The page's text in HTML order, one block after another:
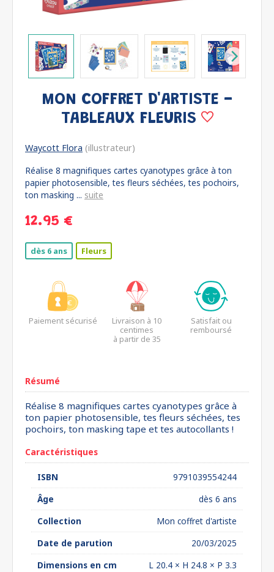
MON COFFRET D'ARTISTE -
TABLEAUX FLEURIS
Waycott Flora (illustrateur)
Réalise 8 magnifiques cartes cyanotypes grâce à ton
papier photosensible, tes fleurs séchées, tes pochoirs,
ton masking ... suite
12.95 €
dès 6 ans Fleurs
Paiement sécurisé
Livraison à 10
centimes
à partir de 35
Satisfait ou
remboursé
Résumé
Réalise 8 magnifiques cartes cyanotypes grâce à
ton papier photosensible, tes fleurs séchées, tes
pochoirs, ton masking tape et tes autocollants !
Caractéristiques
ISBN
9791039554244
Âge
dès 6 ans
Collection
Mon coffret d'artiste
Date de parution
20/03/2025
Dimensions en cm
L 20.4 × H 24.8 × P 3.3